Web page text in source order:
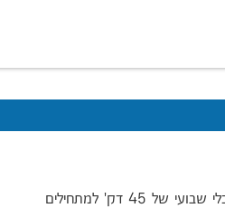
של 45 דק' למתחילים